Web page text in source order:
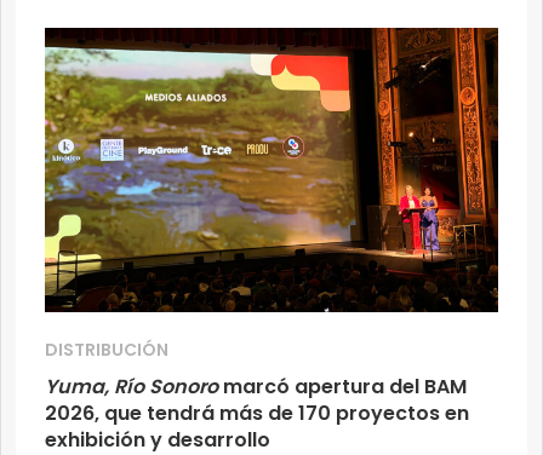
DISTRIBUCIÓN
Yuma, Río Sonoromarcó apertura del BAM
2026, que tendrá más de 170 proyectos en
exhibición y desarrollo